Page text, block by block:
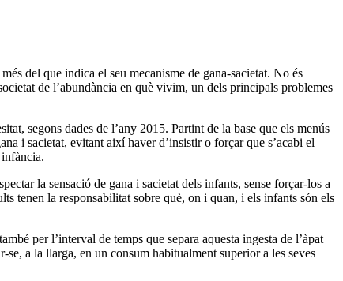
del que indica el seu mecanisme de gana-sacietat. No és
de l’abundància en què vivim, un dels principals problemes
segons dades de l’any 2015. Partint de la base que els menús
i sacietat, evitant així haver d’insistir o forçar que s’acabi el
la sensació de gana i sacietat dels infants, sense forçar-los a
tenen la responsabilitat sobre què, on i quan, i els infants són els
per l’interval de temps que separa aquesta ingesta de l’àpat
a la llarga, en un consum habitualment superior a les seves